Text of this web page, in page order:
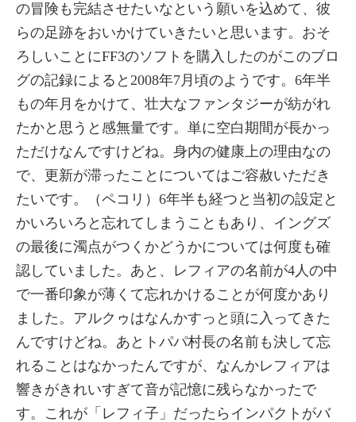
の冒険も完結させたいなという願いを込めて、彼
らの足跡をおいかけていきたいと思います。おそ
ろしいことにFF3のソフトを購入したのがこのブロ
グの記録によると2008年7月頃のようです。6年半
もの年月をかけて、壮大なファンタジーが紡がれ
たかと思うと感無量です。単に空白期間が長かっ
ただけなんですけどね。身内の健康上の理由なの
で、更新が滞ったことについてはご容赦いただき
たいです。（ペコリ）6年半も経つと当初の設定と
かいろいろと忘れてしまうこともあり、イングズ
の最後に濁点がつくかどうかについては何度も確
認していました。あと、レフィアの名前が4人の中
で一番印象が薄くて忘れかけることが何度かあり
ました。アルクゥはなんかすっと頭に入ってきた
んですけどね。あとトパパ村長の名前も決して忘
れることはなかったんですが、なんかレフィアは
響きがきれいすぎて音が記憶に残らなかったで
す。これが「レフィ子」だったらインパクトがバ